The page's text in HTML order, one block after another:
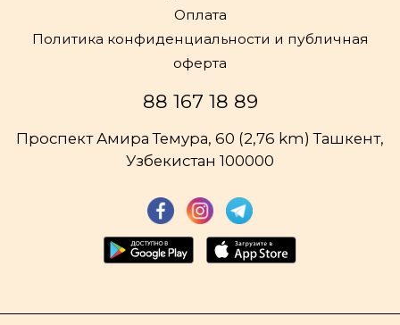
Оплата
Политика конфиденциальности и публичная
оферта
88 167 18 89
Проспект Амира Темура, 60 (2,76 km) Ташкент,
Узбекистан 100000